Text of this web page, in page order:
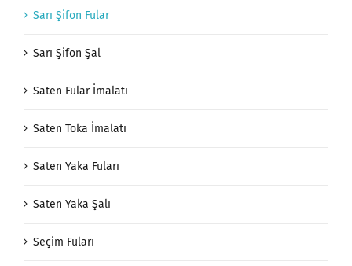
Sarı Şifon Fular
Sarı Şifon Şal
Saten Fular İmalatı
Saten Toka İmalatı
Saten Yaka Fuları
Saten Yaka Şalı
Seçim Fuları